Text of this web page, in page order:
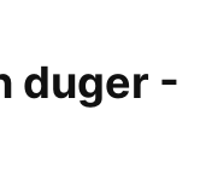
duger -